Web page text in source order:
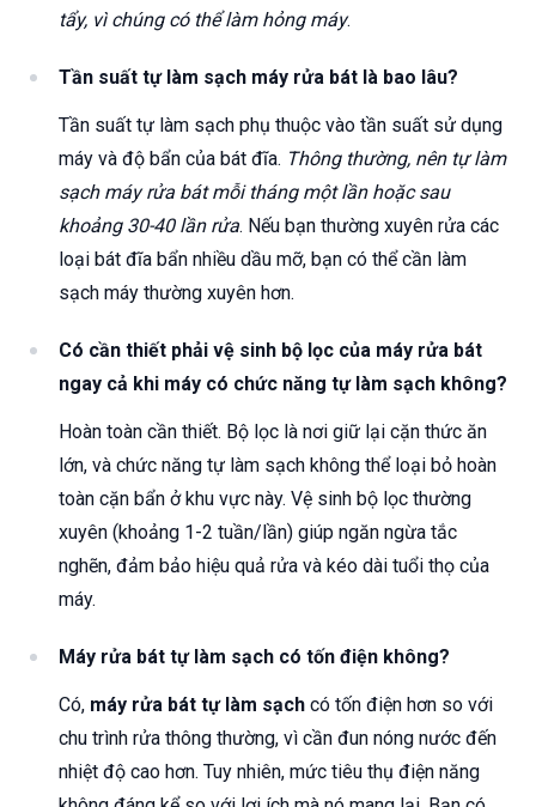
tẩy, vì chúng có thể làm hỏng máy.
Tần suất tự làm sạch máy rửa bát là bao lâu?
Tần suất tự làm sạch phụ thuộc vào tần suất sử dụng
máy và độ bẩn của bát đĩa. Thông thường, nên tự làm
sạch máy rửa bát mỗi tháng một lần hoặc sau
khoảng 30-40 lần rửa. Nếu bạn thường xuyên rửa các
loại bát đĩa bẩn nhiều dầu mỡ, bạn có thể cần làm
sạch máy thường xuyên hơn.
Có cần thiết phải vệ sinh bộ lọc của máy rửa bát
ngay cả khi máy có chức năng tự làm sạch không?
Hoàn toàn cần thiết. Bộ lọc là nơi giữ lại cặn thức ăn
lớn, và chức năng tự làm sạch không thể loại bỏ hoàn
toàn cặn bẩn ở khu vực này. Vệ sinh bộ lọc thường
xuyên (khoảng 1-2 tuần/lần) giúp ngăn ngừa tắc
nghẽn, đảm bảo hiệu quả rửa và kéo dài tuổi thọ của
máy.
Máy rửa bát tự làm sạch có tốn điện không?
Có, máy rửa bát tự làm sạch có tốn điện hơn so với
chu trình rửa thông thường, vì cần đun nóng nước đến
nhiệt độ cao hơn. Tuy nhiên, mức tiêu thụ điện năng